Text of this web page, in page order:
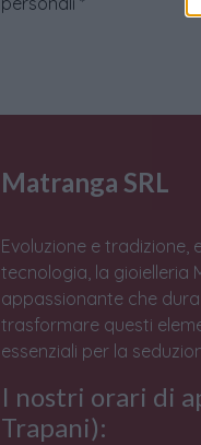
Matranga SRL
Evoluzione e tradizione,
tecnologia, la gioielleria
appassionante che dura
trasformare questi
essenziali per la
I nostri orari di
Trapani):